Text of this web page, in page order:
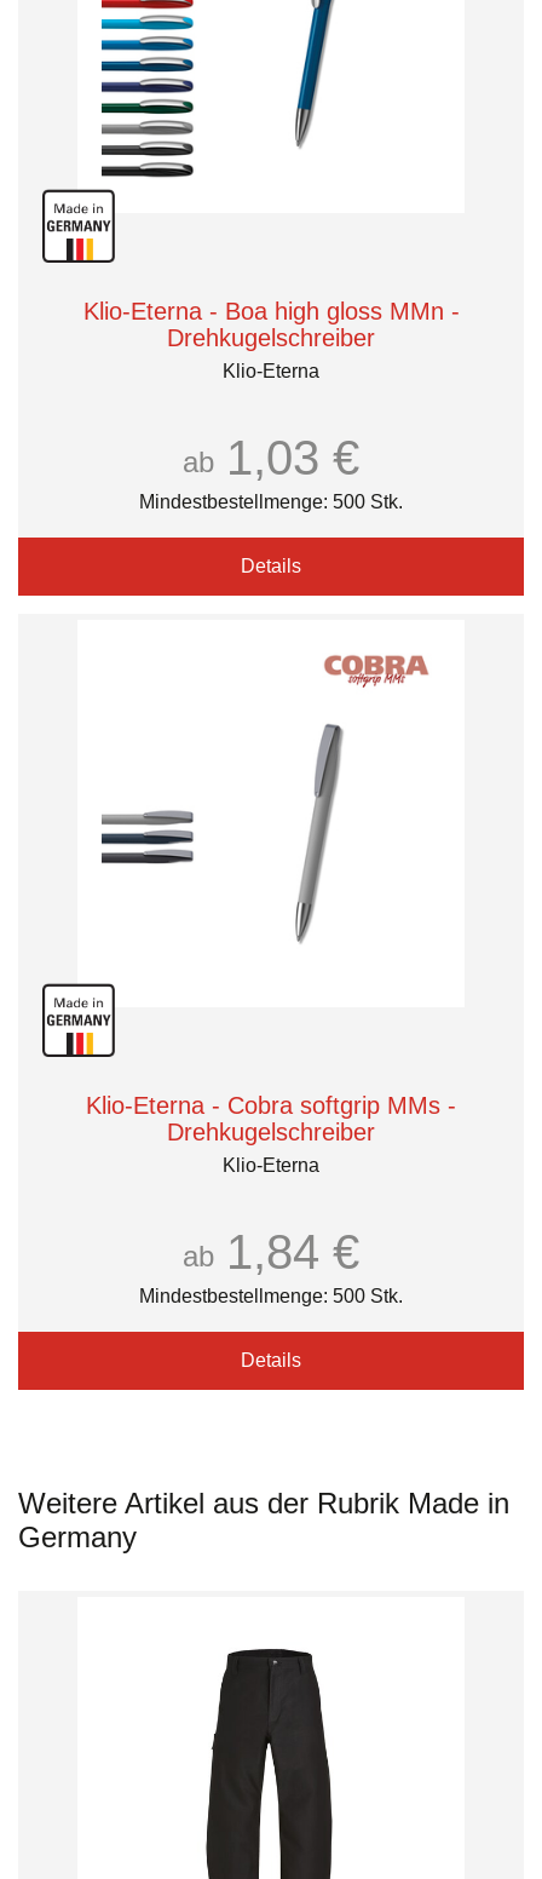
Klio-Eterna - Boa high gloss MMn -
Drehkugelschreiber
Klio-Eterna
ab 1,03 €
Mindestbestellmenge: 500 Stk.
Details
Klio-Eterna - Cobra softgrip MMs -
Drehkugelschreiber
Klio-Eterna
ab 1,84 €
Mindestbestellmenge: 500 Stk.
Details
Weitere Artikel aus der Rubrik Made in
Germany